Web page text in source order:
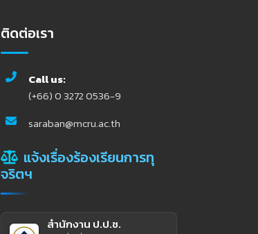
ติดต่อเรา
Call us:
(+66) 0 3272 0536-9
saraban@mcru.ac.th
แจ้งเรื่องร้องเรียนการทุ
จริตฯ
สำนักงาน ป.ป.ช.